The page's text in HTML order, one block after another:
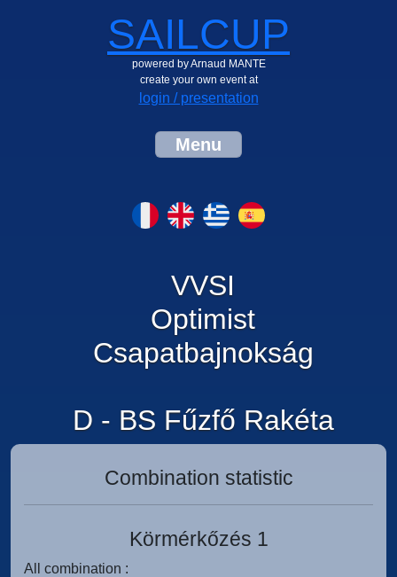
SAILCUP
powered by Arnaud MANTE
create your own event at
login / presentation
Menu
VVSI
Optimist
Csapatbajnokság
D - BS Fűzfő Rakéta
Combination statistic
Körmérkőzés 1
All combination :